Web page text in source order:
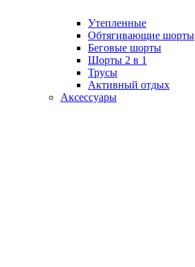
Утепленные
Обтягивающие шорты
Беговые шорты
Шорты 2 в 1
Трусы
Активный отдых
Аксессуары